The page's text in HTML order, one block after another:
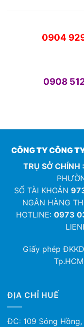
0904
0908
CÔNG TY CÔNG
TRỤ SỞ CHÍNH :
SỐ TÀI KHOẢN
NGÂN HÀNG
HOTLINE: 0973
Giấy phép
ĐỊA CHỈ HUẾ
ĐC: 109 Sóng